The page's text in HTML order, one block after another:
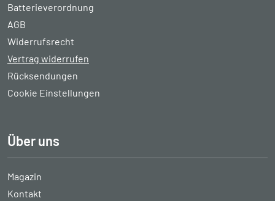
Batterieverordnung
AGB
Widerrufsrecht
Vertrag widerrufen
Rücksendungen
Cookie Einstellungen
Über uns
Magazin
Kontakt